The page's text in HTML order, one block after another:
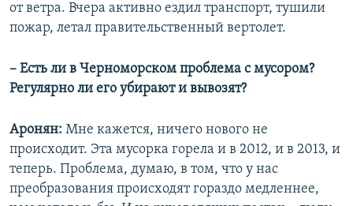
от ветра. Вчера активно ездил транспорт, тушили
пожар, летал правительственный вертолет.
– Есть ли в Черноморском проблема с мусором?
Регулярно ли его убирают и вывозят?
Аронян: Мне кажется, ничего нового не
происходит. Эта мусорка горела и в 2012, и в 2013, и
теперь. Проблема, думаю, в том, что у нас
преобразования происходят гораздо медленнее,